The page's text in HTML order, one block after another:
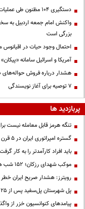
دستگیری ۱۰۴ مظنون طی عملیات‌هایی علیه داعش در ترکیه
واکنش امام جمعه اردبیل به
بزرگی است
احتمال وجود حیات در اقیانوس
آمریکا و اسرائیل سامانه
هشدار درباره فروش
۷ توصیه برای آغاز نویسندگی
پربازدید ها
تنگه هرمز قابل معامله نیست
گستره امپراتوری ایران در ۵ قرن پیش از میلاد؛ تصویری از ایران ۲۵ قرن پیش
باید افراد کارآمدتر را به
موکب شهدای رزکان؛ ۱۵۲ شب همدلی، خدمت و میزبانی از مردم ولایت‌مدار شهریار
رویترز: هشدار صریح ایران
پل شهرستان پل‌سفید پس از ۲۵ سال به مرحله بهره‌برداری رسید
پیامدهای کنوانسیون خزر از